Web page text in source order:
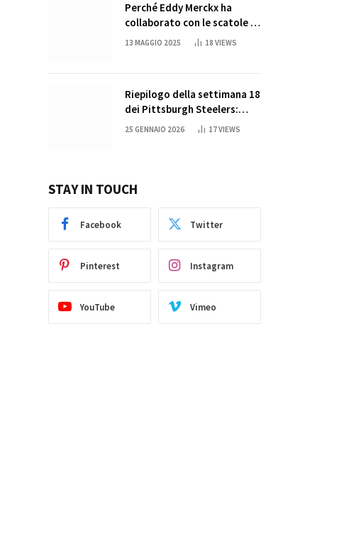
Perché Eddy Merckx ha
collaborato con le scatole di
succo di Sun Capri
13 MAGGIO 2025 18 VIEWS
Riepilogo della settimana 18
dei Pittsburgh Steelers:
credi nei miracoli?
25 GENNAIO 2026 17VIEWS
STAY IN TOUCH
Facebook Twitter
Pinterest Instagram
YouTube Vimeo